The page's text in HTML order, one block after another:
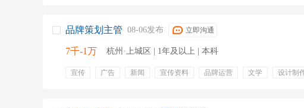
品牌策划主管 08-06发布 立即沟通
7千-1万 杭州·上城区 | 1年及以上 | 本科
宣传 广告 新闻 宣传资料 品牌运营 文学 设计制